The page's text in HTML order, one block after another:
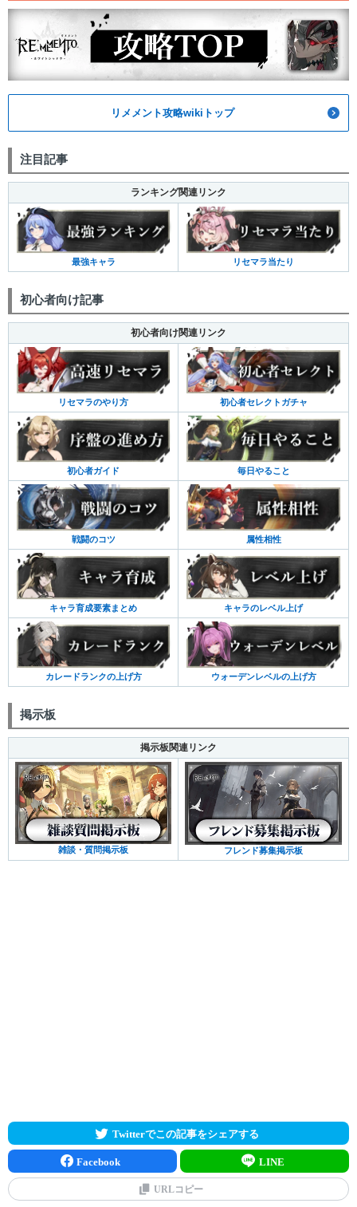
リメメント攻略wikiトップ
注目記事
ランキング関連リンク
最強キャラ リセマラ当たり
初心者向け記事
初心者向け関連リンク
リセマラのやり方 初心者セレクトガチャ
初心者ガイド 毎日やること
戦闘のコツ 属性相性
キャラ育成要素まとめ キャラのレベル上げ
カレードランクの上げ方 ウォーデンレベルの上げ方
掲示板
掲示板関連リンク
雑談・質問掲示板 フレンド募集掲示板
Twitterでこの記事をシェアする
Facebook LINE
URLコピー